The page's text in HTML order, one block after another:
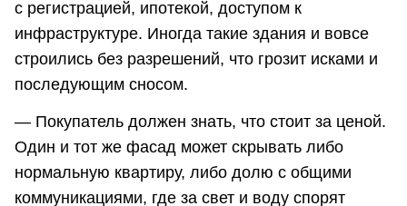
с регистрацией, ипотекой, доступом к
инфраструктуре. Иногда такие здания и вовсе
строились без разрешений, что грозит исками и
последующим сносом.
— Покупатель должен знать, что стоит за ценой.
Один и тот же фасад может скрывать либо
нормальную квартиру, либо долю с общими
коммуникациями, где за свет и воду спорят